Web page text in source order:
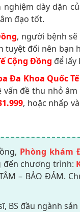
dày dặn
đạo tốt.
, người bệnh
tuyệt đối nên bạn
Cộng Đồng để lấy
Đa Khoa Quốc
đề thu nhỏ
, hoặc nhấp
Phòng khám
đến chương trình:
– BẢO ĐẢM.
BS đầu ngành